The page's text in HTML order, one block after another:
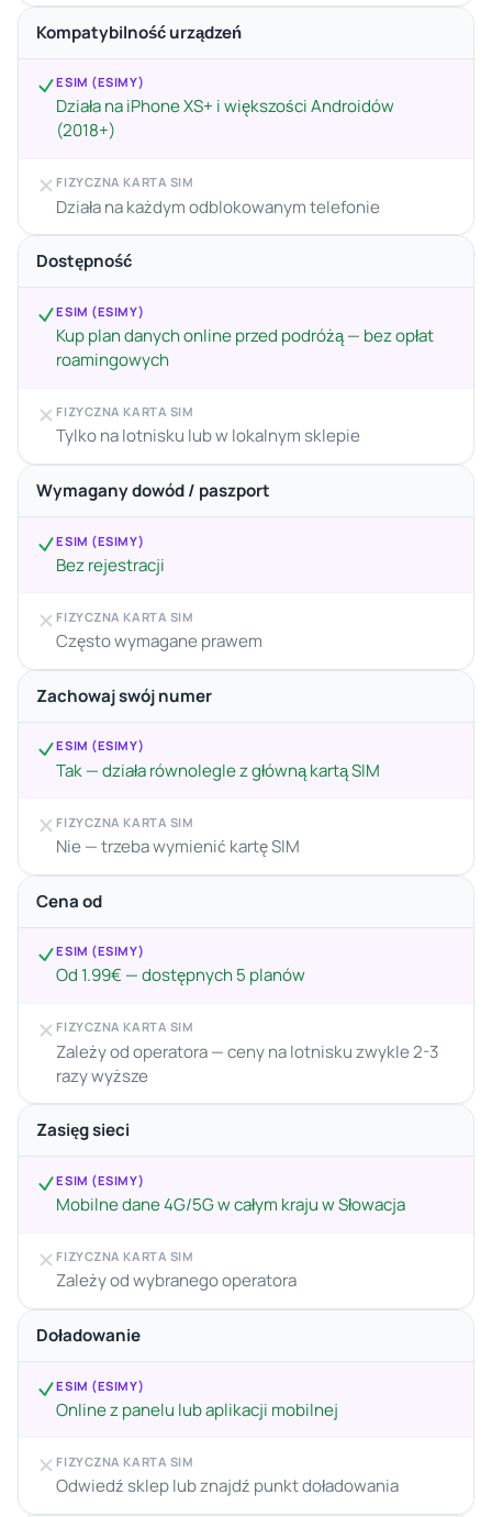
Kompatybilność urządzeń
ESIM (ESIMY)
Działa na iPhone XS+ i większości Androidów
(2018+)
FIZYCZNA KARTA SIM
Działa na każdym odblokowanym telefonie
Dostępność
ESIM (ESIMY)
Kup plan danych online przed podróżą — bez opłat
roamingowych
FIZYCZNA KARTA SIM
Tylko na lotnisku lub w lokalnym sklepie
Wymagany dowód / paszport
ESIM (ESIMY)
Bez rejestracji
FIZYCZNA KARTA SIM
Często wymagane prawem
Zachowaj swój numer
ESIM (ESIMY)
Tak — działa równolegle z główną kartą SIM
FIZYCZNA KARTA SIM
Nie — trzeba wymienić kartę SIM
Cena od
ESIM (ESIMY)
Od 1.99€ — dostępnych 5 planów
FIZYCZNA KARTA SIM
Zależy od operatora — ceny na lotnisku zwykle 2-3
razy wyższe
Zasięg sieci
ESIM (ESIMY)
Mobilne dane 4G/5G w całym kraju w Słowacja
FIZYCZNA KARTA SIM
Zależy od wybranego operatora
Doładowanie
ESIM (ESIMY)
Online z panelu lub aplikacji mobilnej
FIZYCZNA KARTA SIM
Odwiedź sklep lub znajdź punkt doładowania